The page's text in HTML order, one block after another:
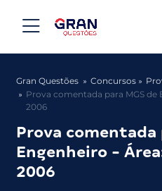
Gran Questões Concursos
Prova comentada para MGS de
2006
Prova comentada
Engenheiro -
2006